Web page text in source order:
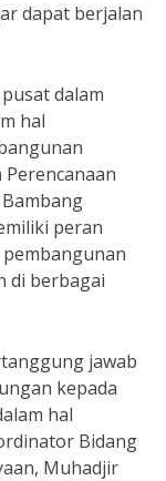
dapat berjalan
dalam
hal
peran
di berbagai
jawab
kepada
hal
Bidang
Muhadjir